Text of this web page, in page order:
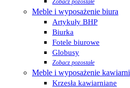
Zobacz pozostałe
Meble i wyposażenie biura
Artykuły BHP
Biurka
Fotele biurowe
Globusy
Zobacz pozostałe
Meble i wyposażenie kawiarni
Krzesła kawiarniane